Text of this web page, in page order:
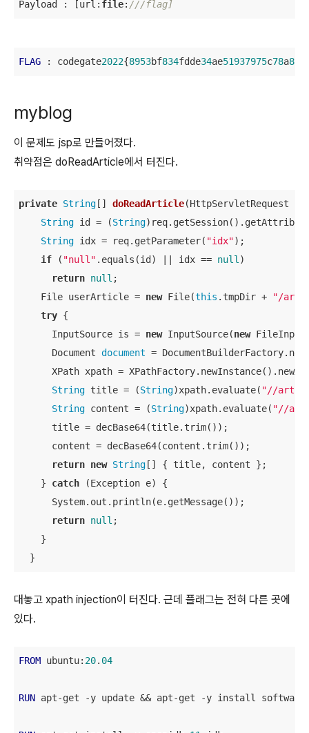
Payload : [url: file: ///flag]
FLAG : codegate2022{8953bf834fdde34ae51937975c78a
myblog
이 문제도 jsp로 만들어졌다.
취약점은 doReadArticle에서 터진다.
private String [] doReadArticle(HttpServletRequest
String id = (String
String idx = req.getParameter( "idx");
if ( "null" .equals(id) || idx == null)
return null ;
    File userArticle =
new File(this .tmpDir +
"/
try {
      InputSource is =
new InputSource(new
      Document
document =
XPath xpath =
String title = (String)xpath.evaluate( "//
String content = (String)xpath.evaluate( "//
      title = decBase64(title.trim());
      content = decBase64(content.trim());
return new String [] { title, content };
    }
catch (Exception e) {
      System.out.println(e.getMessage());
return null ;
    }
  }
대놓고 xpath injection이 터진다. 근데 플래그는 전혀 다른 곳에
있다.
FROM ubuntu: 20. 04
RUN apt-get -y update && apt-get -y install software-